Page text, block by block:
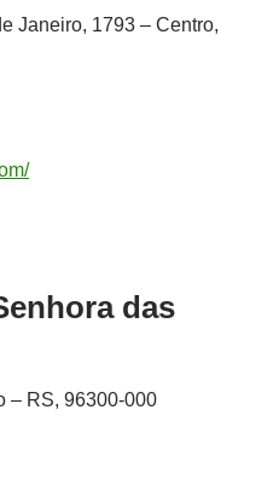
Janeiro, 1793 – Centro,
das
– RS, 96300-000